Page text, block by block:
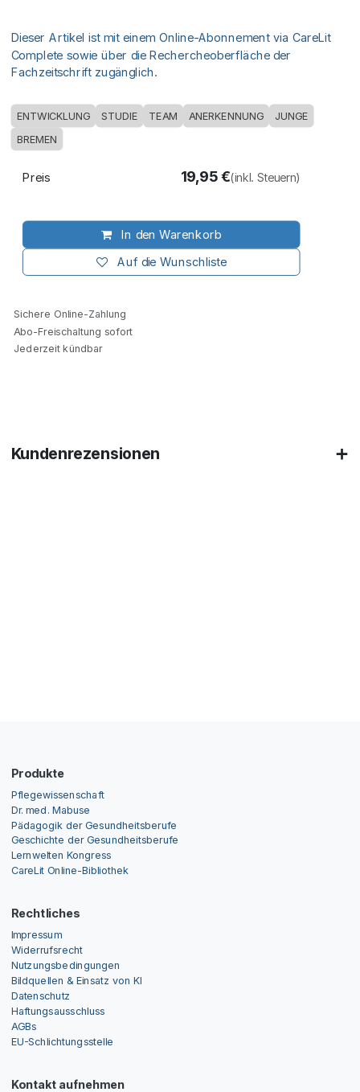
Dieser Artikel ist mit einem Online-Abonnement via CareLit
Complete sowie über die Rechercheoberfläche der
Fachzeitschrift zugänglich.
ENTWICKLUNG STUDIE TEAM ANERKENNUNG JUNGE
BREMEN
In den Warenkorb
Auf die Wunschliste
Preis 19,95€(inkl. Steuern)
Sichere Online-Zahlung
Abo-Freischaltung sofort
Jederzeit kündbar
Kundenrezensionen
Produkte
Pflegewissenschaft
Dr. med. Mabuse
Pädagogik der Gesundheitsberufe
Geschichte der Gesundheitsberufe
Lernwelten Kongress
CareLit Online-Bibliothek
Rechtliches
Impressum
Widerrufsrecht
Nutzungsbedingungen
Bildquellen & Einsatz von KI
Datenschutz
Haftungsausschluss
AGBs
EU-Schlichtungsstelle
Kontakt aufnehmen